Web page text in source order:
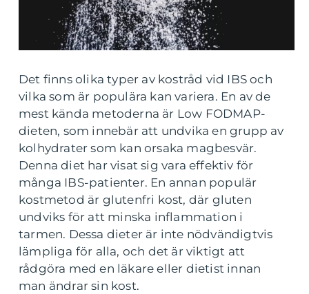
Det finns olika typer av kostråd vid IBS och
vilka som är populära kan variera. En av de
mest kända metoderna är Low FODMAP-
dieten, som innebär att undvika en grupp av
kolhydrater som kan orsaka magbesvär.
Denna diet har visat sig vara effektiv för
många IBS-patienter. En annan populär
kostmetod är glutenfri kost, där gluten
undviks för att minska inflammation i
tarmen. Dessa dieter är inte nödvändigtvis
lämpliga för alla, och det är viktigt att
rådgöra med en läkare eller dietist innan
man ändrar sin kost.